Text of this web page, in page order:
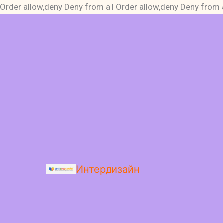
Order allow,deny Deny from all Order allow,deny Deny from
Интердизайн